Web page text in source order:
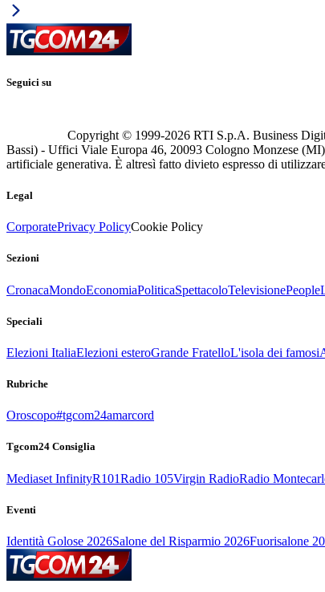
Seguici su
Copyright © 1999-2026 RTI S.p.A. Business
Bassi) - Uffici Viale Europa 46, 20093 Cologno Monzese (MI)
artificiale generativa. È altresì fatto divieto espresso di
Legal
CorporatePrivacy PolicyCookie Policy
Sezioni
CronacaMondoEconomiaPoliticaSpettacoloTelevisionePeople
Speciali
Elezioni ItaliaElezioni esteroGrande FratelloL'isola dei famosi
Rubriche
Oroscopo#tgcom24amarcord
Tgcom24 Consiglia
Mediaset InfinityR101Radio 105Virgin RadioRadio
Eventi
Identità Golose 2026Salone del Risparmio 2026Fuorisalone